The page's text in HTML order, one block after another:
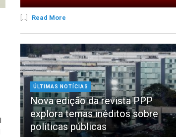
[...] Read More
ÚLTIMAS NOTÍCIAS
Nova edição da revista PPP
explora temas inéditos sobre
políticas públicas